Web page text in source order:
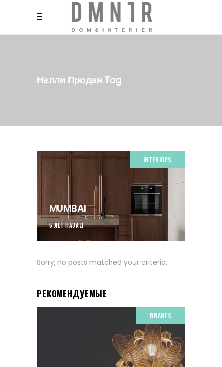
Нелли Продан Tag
INTERIORS
MUMBAI
5 ЛЕТ НАЗАД
Sorry, no posts matched your criteria.
РЕКОМЕНДУЕМЫЕ
BRANDS